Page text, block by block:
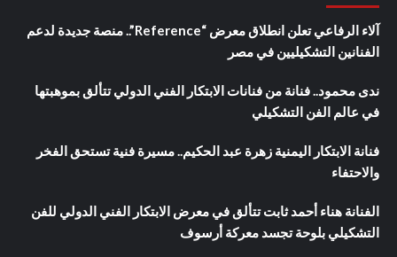
آلاء الرفاعي تعلن انطلاق معرض “Reference”.. منصة جديدة لدعم
الفنانين التشكيليين في مصر
ندى محمود.. فنانة من فنانات الابتكار الفني الدولي تتألق بموهبتها
في عالم الفن التشكيلي
فنانة الابتكار اليمنية زهرة عبد الحكيم.. مسيرة فنية تستحق الفخر
والاحتفاء
الفنانة هناء أحمد ثابت تتألق في معرض الابتكار الفني الدولي للفن
التشكيلي بلوحة تجسد معركة أرسوف